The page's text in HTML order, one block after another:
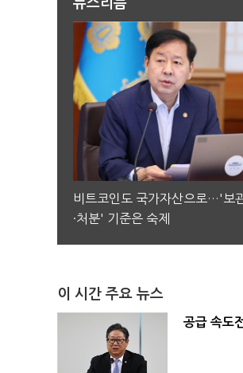
뉴스리듬
비트코인도 국가자산으로…'보
·처분' 기준은 숙제
이 시간 주요 뉴스
공급 속도